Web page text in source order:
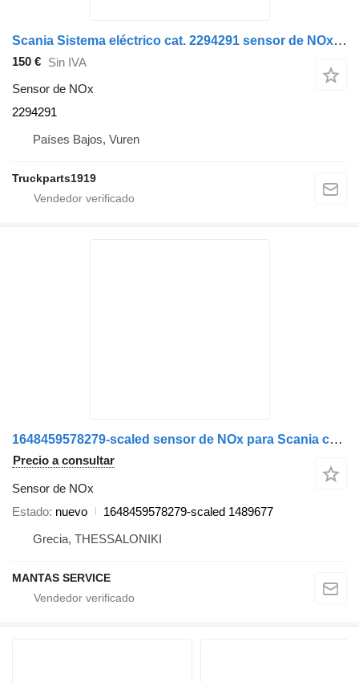
Scania Sistema eléctrico cat. 2294291 sensor de NOx para camión
150 € Sin IVA
Sensor de NOx
2294291
Países Bajos, Vuren
Truckparts1919
1648459578279-scaled sensor de NOx para Scania cabeza tractora
Precio a consultar
Sensor de NOx
Estado nuevo
1648459578279-scaled 1489677
Grecia, THESSALONIKI
MANTAS SERVICE